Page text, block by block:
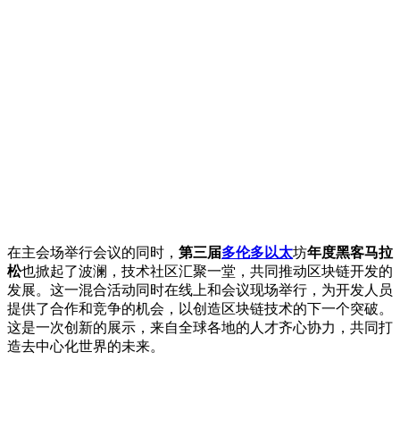
在主会场举行会议的同时， 第三届多伦多以太坊年度黑客马拉
松也掀起了波澜，技术社区汇聚一堂，共同推动区块链开发的
发展。这一混合活动同时在线上和会议现场举行，为开发人员
提供了合作和竞争的机会，以创造区块链技术的下一个突破。
这是一次创新的展示，来自全球各地的人才齐心协力，共同打
造去中心化世界的未来。